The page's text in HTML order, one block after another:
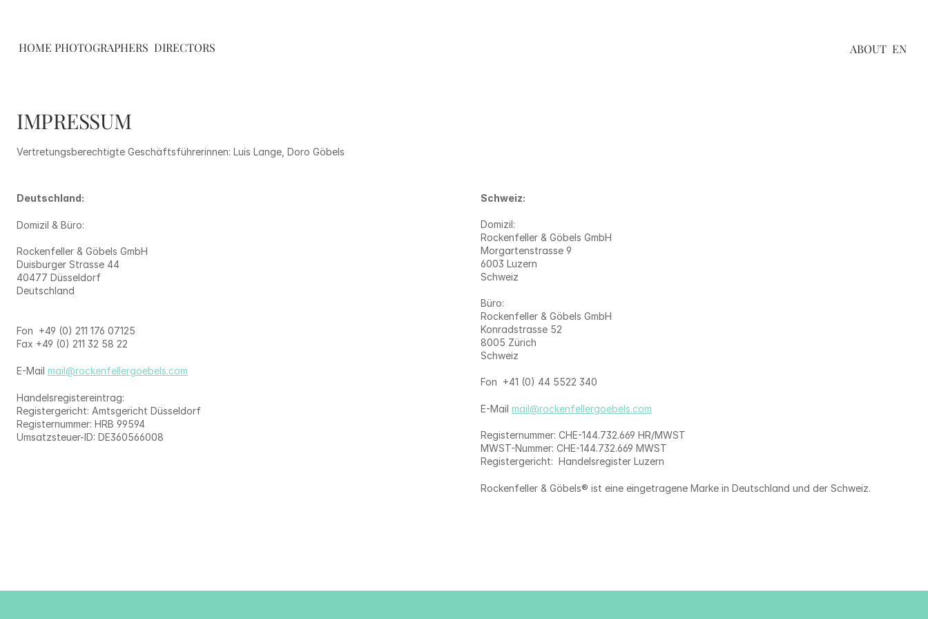
HOME PHOTOGRAPHERS DIRECTORS ABOUT EN
IMPRESSUM
Vertretungsberechtigte Geschäftsführerinnen: Luis Lange, Doro Göbels
Deutschland:
Domizil & Büro:
Rockenfeller & Göbels GmbH
Duisburger Strasse 44
40477 Düsseldorf
Deutschland
Fon  +49 (0) 211 176 07125
Fax +49 (0) 211 32 58 22
E-Mail mail@rockenfellergoebels.com
Handelsregistereintrag:
Registergericht: Amtsgericht Düsseldorf
Registernummer: HRB 99594
Umsatzsteuer-ID: DE360566008
Schweiz:
Domizil:
Rockenfeller & Göbels GmbH
Morgartenstrasse 9
6003 Luzern
Schweiz
Büro:
Rockenfeller & Göbels GmbH
Konradstrasse 52
8005 Zürich
Schweiz
Fon  +41 (0) 44 5522 340
E-Mail mail@rockenfellergoebels.com
Registernummer: CHE-144.732.669 HR/MWST
MWST-Nummer: CHE-144.732.669 MWST
Registergericht:  Handelsregister Luzern
Rockenfeller & Göbels® ist eine eingetragene Marke in Deutschland und der Schweiz.